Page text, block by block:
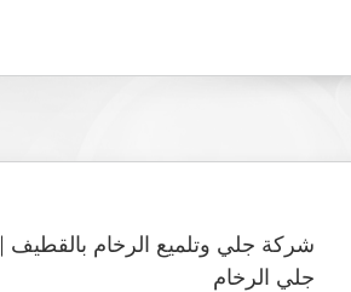
جلي الرخام